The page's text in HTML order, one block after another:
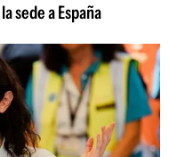
sede a España